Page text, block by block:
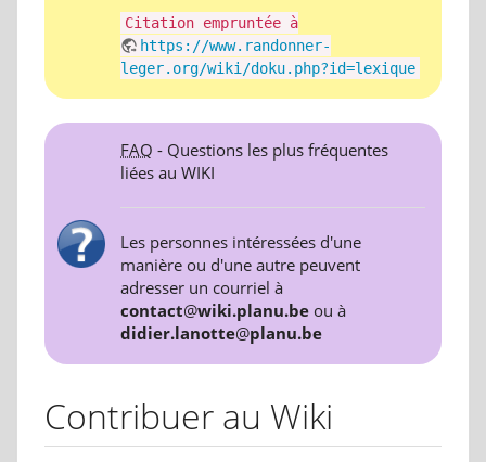
Citation empruntée à
https://www.randonner-
leger.org/wiki/doku.php?id=lexique
FAQ - Questions les plus fréquentes
liées au WIKI
Les personnes intéressées d'une
manière ou d'une autre peuvent
adresser un courriel à
contact@wiki.planu.be ou à
didier.lanotte@planu.be
Contribuer au Wiki